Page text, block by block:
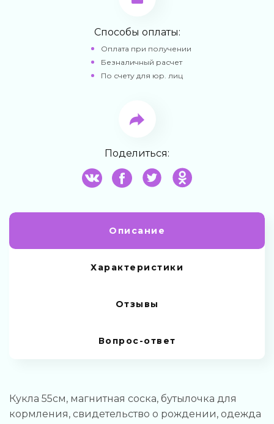
Способы оплаты:
Оплата при получении
Безналичный расчет
По счету для юр. лиц
Поделиться:
Описание
Характеристики
Отзывы
Вопрос-ответ
Кукла 55см, магнитная соска, бутылочка для
кормления, свидетельство о рождении, одежда